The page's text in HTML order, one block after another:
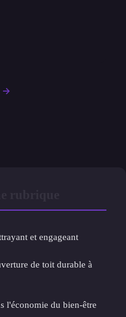
→
et engageant
de toit durable à
l'économie du bien-être